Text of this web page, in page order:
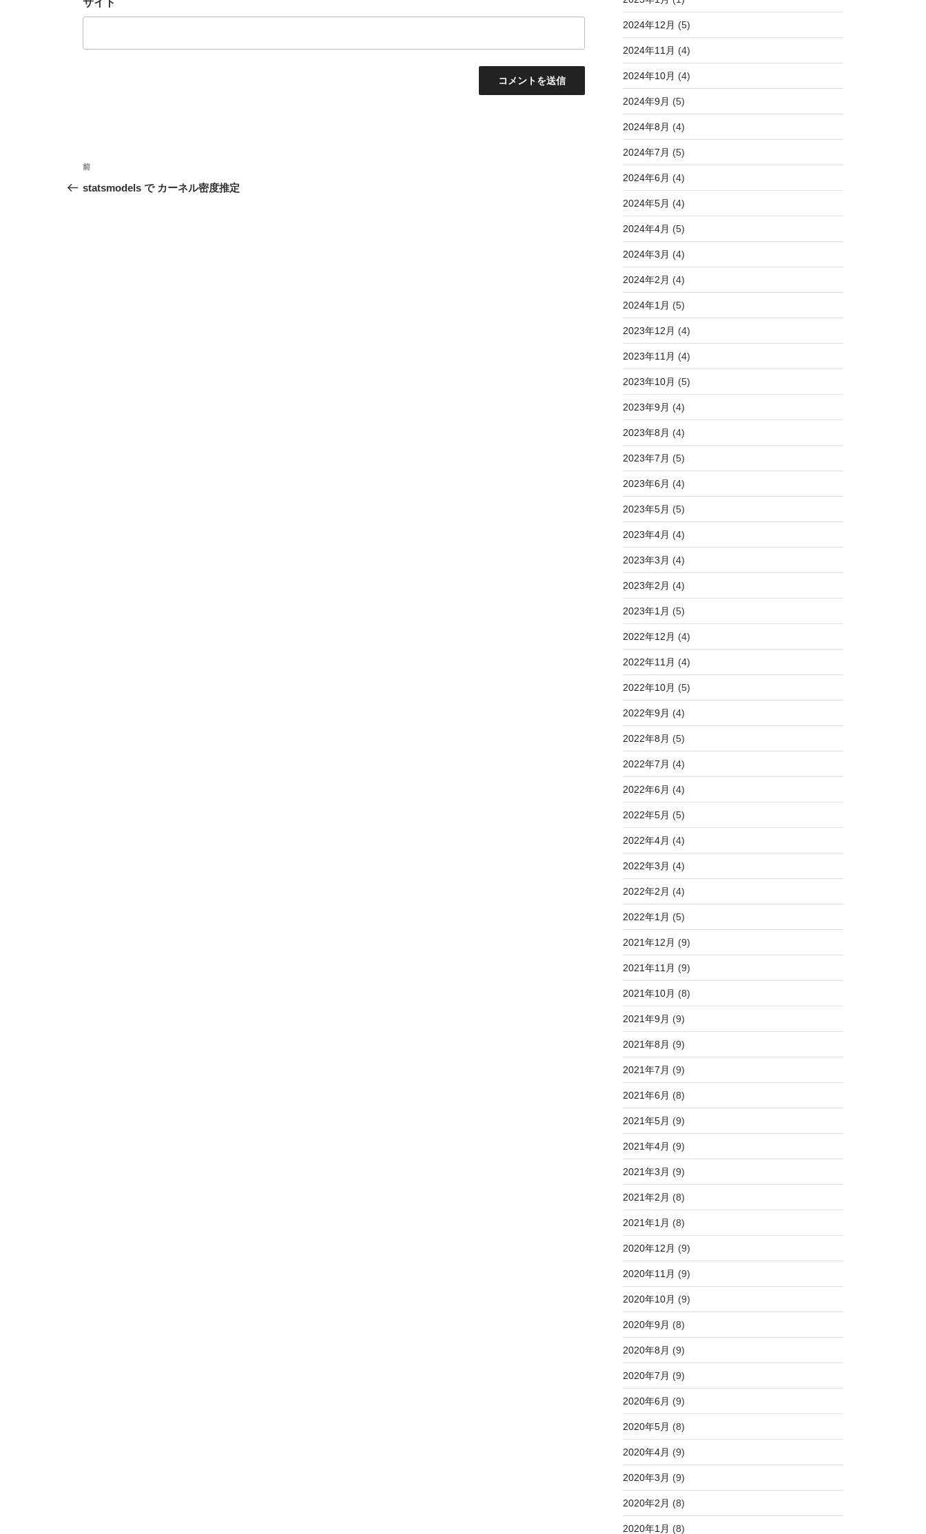
投
稿
前
の
前
statsmodels で カーネル密度推定
2024年12月 (5)
2024年11月 (4)
2024年10月 (4)
2024年9月 (5)
2024年8月 (4)
2024年7月 (5)
2024年6月 (4)
2024年5月 (4)
2024年4月 (5)
2024年3月 (4)
2024年2月 (4)
2024年1月 (5)
2023年12月 (4)
2023年11月 (4)
2023年10月 (5)
2023年9月 (4)
2023年8月 (4)
2023年7月 (5)
2023年6月 (4)
2023年5月 (5)
2023年4月 (4)
2023年3月 (4)
2023年2月 (4)
2023年1月 (5)
2022年12月 (4)
2022年11月 (4)
2022年10月 (5)
2022年9月 (4)
2022年8月 (5)
2022年7月 (4)
2022年6月 (4)
2022年5月 (5)
2022年4月 (4)
2022年3月 (4)
2022年2月 (4)
2022年1月 (5)
2021年12月 (9)
2021年11月 (9)
2021年10月 (8)
2021年9月 (9)
2021年8月 (9)
2021年7月 (9)
2021年6月 (8)
2021年5月 (9)
2021年4月 (9)
2021年3月 (9)
2021年2月 (8)
2021年1月 (8)
2020年12月 (9)
2020年11月 (9)
2020年10月 (9)
2020年9月 (8)
2020年8月 (9)
2020年7月 (9)
2020年6月 (9)
2020年5月 (8)
2020年4月 (9)
2020年3月 (9)
2020年2月 (8)
2020年1月 (8)